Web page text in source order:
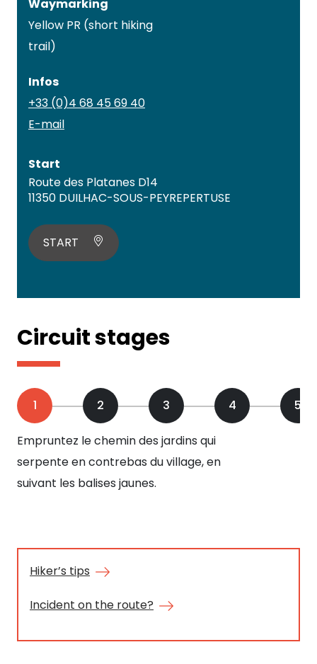
Waymarking
Yellow PR (short hiking
trail)
Infos
+33 (0)4 68 45 69 40
E-mail
Start
Route des Platanes D14
11350 DUILHAC-SOUS-PEYREPERTUSE
START
Circuit stages
1 2 3 4 5
Empruntez le chemin des jardins qui
serpente en contrebas du village, en
suivant les balises jaunes.
Hiker’s tips
Incident on the route?